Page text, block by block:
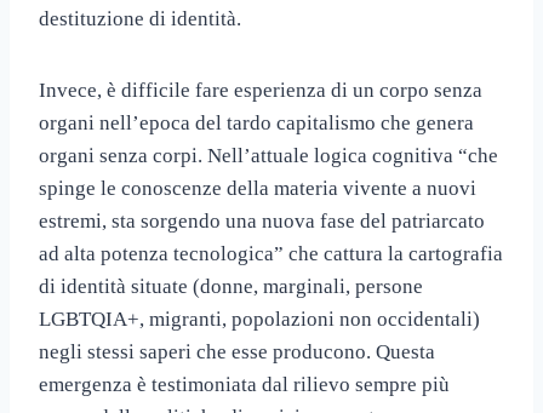
destituzione di identità.
Invece, è difficile fare esperienza di un corpo senza
organi nell’epoca del tardo capitalismo che genera
organi senza corpi. Nell’attuale logica cognitiva “che
spinge le conoscenze della materia vivente a nuovi
estremi, sta sorgendo una nuova fase del patriarcato
ad alta potenza tecnologica” che cattura la cartografia
di identità situate (donne, marginali, persone
LGBTQIA+, migranti, popolazioni non occidentali)
negli stessi saperi che esse producono. Questa
emergenza è testimoniata dal rilievo sempre più